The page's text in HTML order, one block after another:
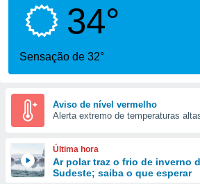
fornecidas
a este
das
e
forma
digital
34°
Sensação de 32°
Aviso de nível vermelho
Alerta extremo de temperaturas
Última hora
Ar polar traz o frio de inverno
Sudeste; saiba o que esperar